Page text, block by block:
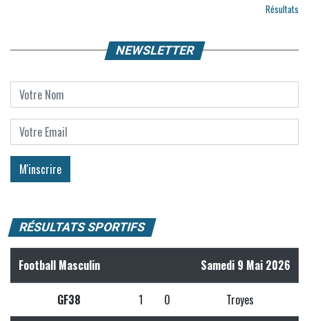
Résultats
NEWSLETTER
RÉSULTATS SPORTIFS
Football Masculin Samedi 9 Mai 2026
GF38 1 0 Troyes